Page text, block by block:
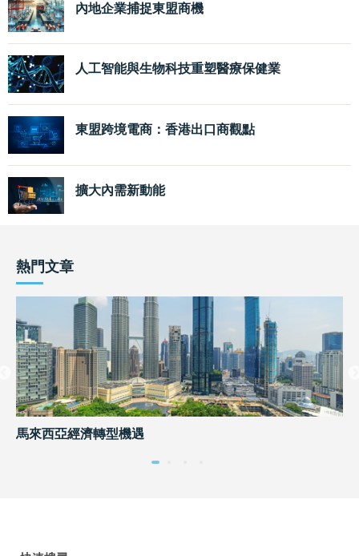
內地企業捕捉東盟商機
人工智能與生物科技重塑醫療保健業
東盟跨境電商：香港出口商觀點
擴大內需新動能
熱門文章
馬來西亞經濟轉型機遇